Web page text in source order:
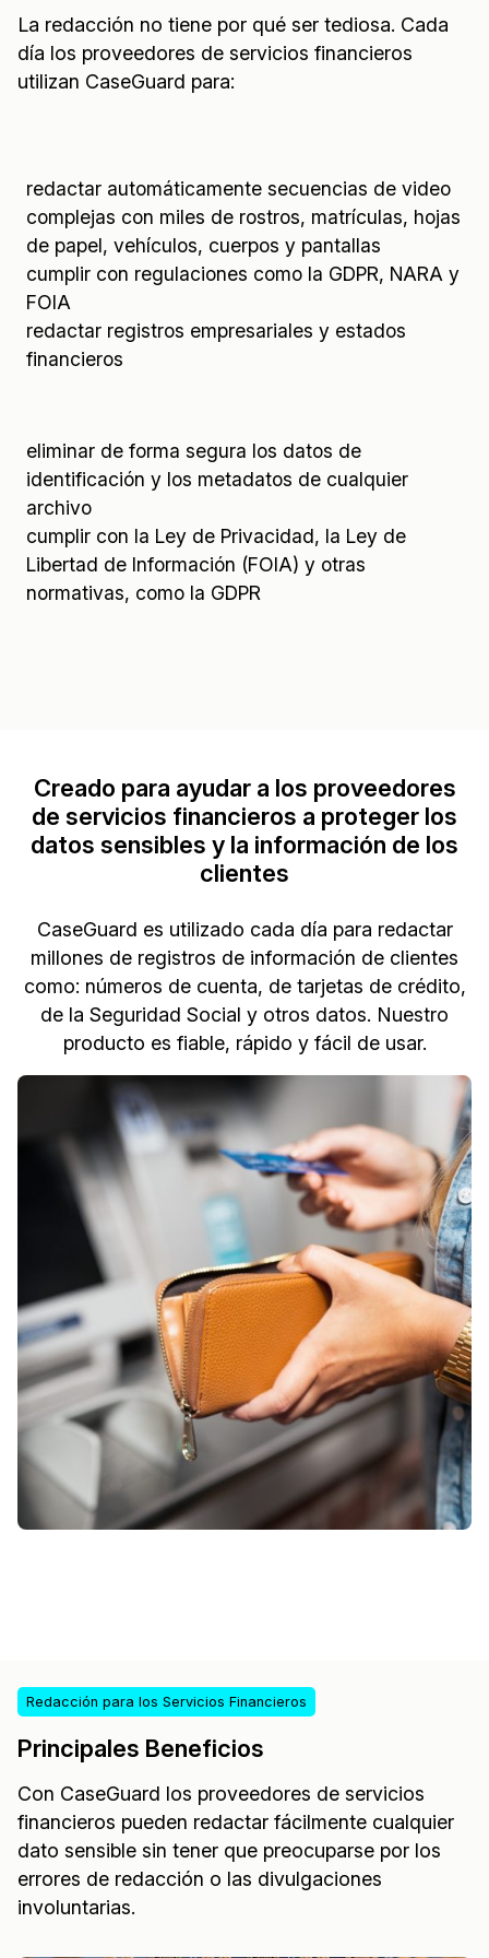
La redacción no tiene por qué ser tediosa. Cada
día los proveedores de servicios financieros
utilizan CaseGuard para:
redactar automáticamente secuencias de video
complejas con miles de rostros, matrículas, hojas
de papel, vehículos, cuerpos y pantallas
cumplir con regulaciones como la GDPR, NARA y
FOIA
redactar registros empresariales y estados
financieros
eliminar de forma segura los datos de
identificación y los metadatos de cualquier
archivo
cumplir con la Ley de Privacidad, la Ley de
Libertad de Información (FOIA) y otras
normativas, como la GDPR
Creado para ayudar a los proveedores
de servicios financieros a proteger los
datos sensibles y la información de los
clientes
CaseGuard es utilizado cada día para redactar
millones de registros de información de clientes
como: números de cuenta, de tarjetas de crédito,
de la Seguridad Social y otros datos. Nuestro
producto es fiable, rápido y fácil de usar.
Redacción para los Servicios Financieros
Principales Beneficios
Con CaseGuard los proveedores de servicios
financieros pueden redactar fácilmente cualquier
dato sensible sin tener que preocuparse por los
errores de redacción o las divulgaciones
involuntarias.